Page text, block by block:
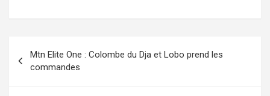
de
l’article
Mtn Elite One : Colombe du Dja et Lobo prend les
commandes